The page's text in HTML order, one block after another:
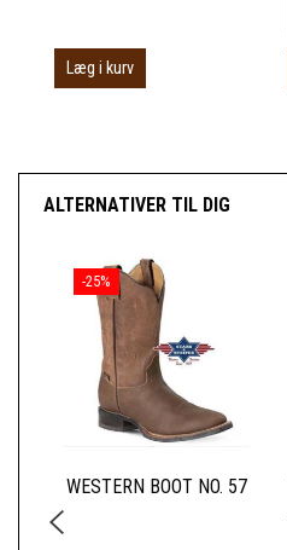
Læg i kurv
ALTERNATIVER TIL DIG
-25%
WESTERN BOOT NO. 57